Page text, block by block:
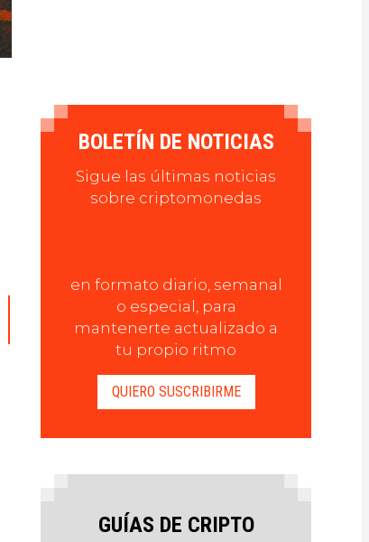
BOLETÍN DE NOTICIAS
Sigue las últimas noticias
sobre criptomonedas
en formato diario, semanal
o especial, para
mantenerte actualizado a
tu propio ritmo
QUIERO SUSCRIBIRME
GUÍAS DE CRIPTO